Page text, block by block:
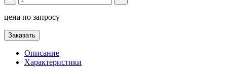
цена по запросу
Заказать
Описание
Характеристики